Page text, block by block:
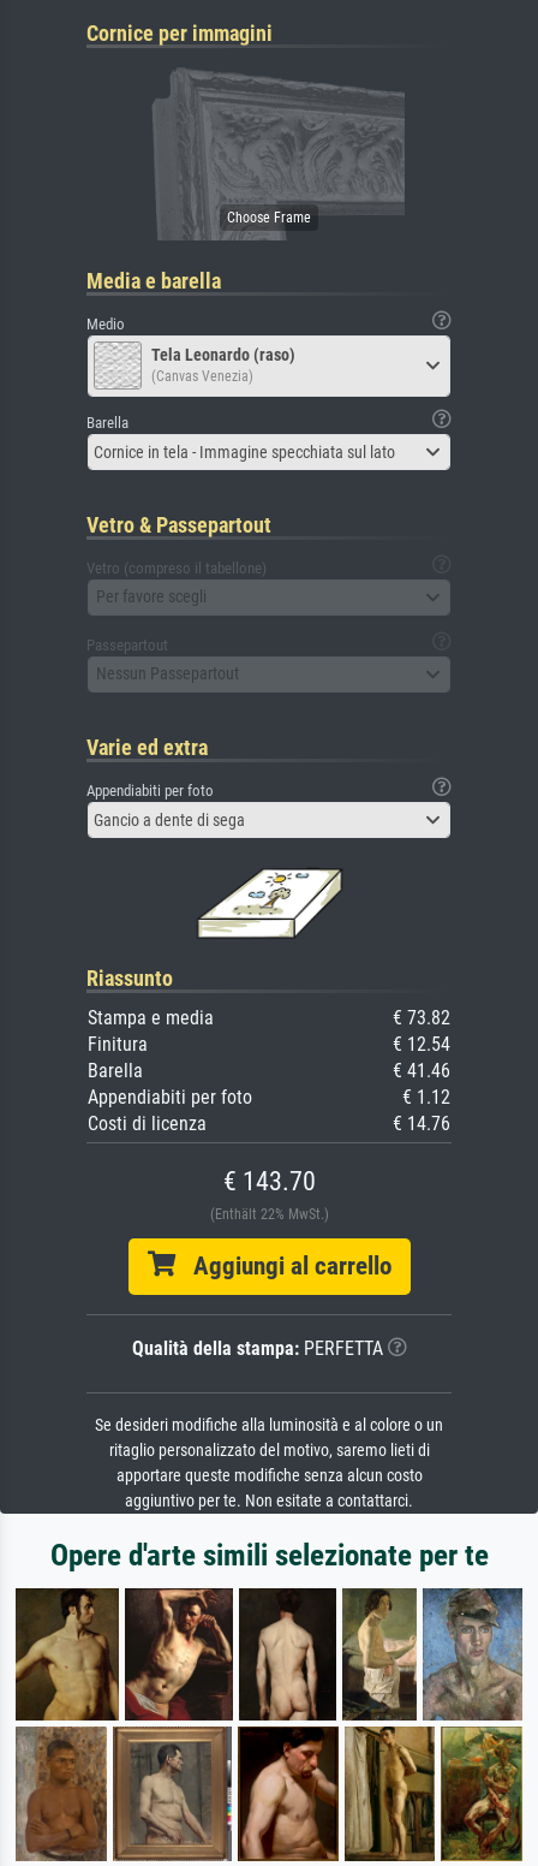
Cornice per immagini
Media e barella
Medio
Tela Leonardo (raso)
(Canvas Venezia)
Barella
Cornice in tela - Immagine specchiata sul lato
Vetro & Passepartout
Vetro (compreso il tabellone)
Per favore scegli
Passepartout
Nessun Passepartout
Varie ed extra
Appendiabiti per foto
Gancio a dente di sega
Riassunto
Stampa e media
€ 73.82
Finitura
€ 12.54
Barella
€ 41.46
Appendiabiti per foto
€ 1.12
Costi di licenza
€ 14.76
€ 143.70
(Enthält 22% MwSt.)
Aggiungi al carrello
Qualità della stampa:PERFETTA
Se desideri modifiche alla luminosità e al colore o un
ritaglio personalizzato del motivo, saremo lieti di
apportare queste modifiche senza alcun costo
aggiuntivo per te. Non esitate a contattarci.
Opere d'arte simili selezionate per te